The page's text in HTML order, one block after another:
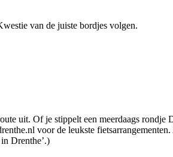
van de juiste bordjes volgen.
uit. Of je stippelt een meerdaags rondje
voor de leukste
Drenthe’.)